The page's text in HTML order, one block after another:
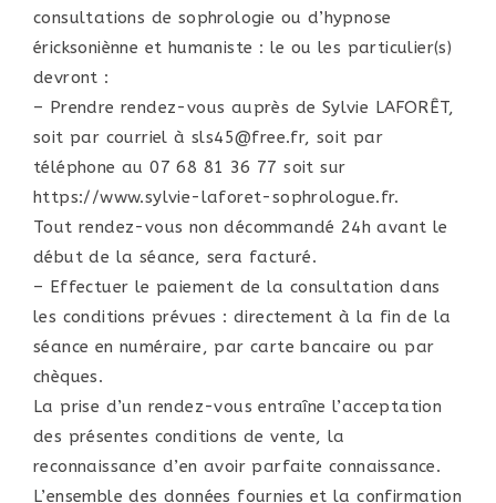
consultations de sophrologie ou d’hypnose
éricksoniènne et humaniste : le ou les particulier(s)
devront :
– Prendre rendez-vous auprès de Sylvie LAFORÊT,
soit par courriel à sls45@free.fr, soit par
téléphone au 07 68 81 36 77 soit sur
https://www.sylvie-laforet-sophrologue.fr.
Tout rendez-vous non décommandé 24h avant le
début de la séance, sera facturé.
– Effectuer le paiement de la consultation dans
les conditions prévues : directement à la fin de la
séance en numéraire, par carte bancaire ou par
chèques.
La prise d’un rendez-vous entraîne l’acceptation
des présentes conditions de vente, la
reconnaissance d’en avoir parfaite connaissance.
L’ensemble des données fournies et la confirmation